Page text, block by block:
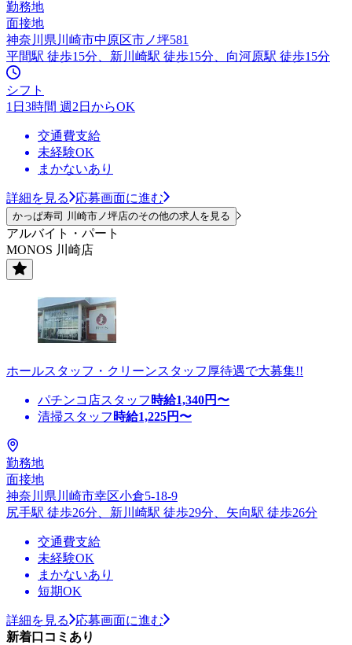
勤務地
面接地
神奈川県川崎市中原区市ノ坪581
平間駅 徒歩15分、新川崎駅 徒歩15分、向河原駅 徒歩15分
シフト
1日3時間 週2日からOK
交通費支給
未経験OK
まかないあり
詳細を見る 応募画面に進む
かっぱ寿司 川崎市ノ坪店のその他の求人を見る
アルバイト・パート
MONOS 川崎店
ホールスタッフ・クリーンスタッフ厚待遇で大募集!!
パチンコ店スタッフ 時給1,340円〜
清掃スタッフ 時給1,225円〜
勤務地
面接地
神奈川県川崎市幸区小倉5-18-9
尻手駅 徒歩26分、新川崎駅 徒歩29分、矢向駅 徒歩26分
交通費支給
未経験OK
まかないあり
短期OK
詳細を見る
応募画面に進む
新着口コミあり